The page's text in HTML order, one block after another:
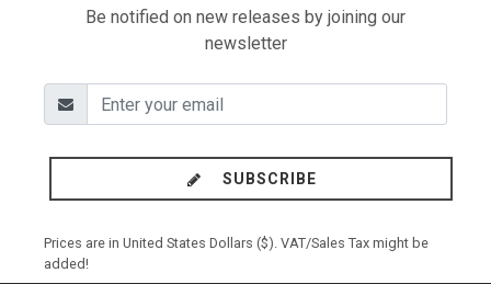
Be notified on new releases by joining our
newsletter
SUBSCRIBE
Prices are in United States Dollars ($). VAT/Sales Tax might be
added!